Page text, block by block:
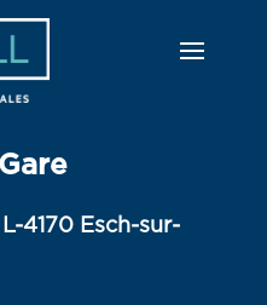
4170 Esch-sur-